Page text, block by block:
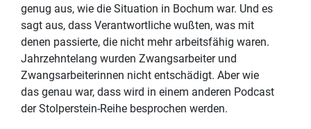
genug aus, wie die Situation in Bochum war. Und es
sagt aus, dass Verantwortliche wußten, was mit
denen passierte, die nicht mehr arbeitsfähig waren.
Jahrzehntelang wurden Zwangsarbeiter und
Zwangsarbeiterinnen nicht entschädigt. Aber wie
das genau war, dass wird in einem anderen Podcast
der Stolperstein-Reihe besprochen werden.